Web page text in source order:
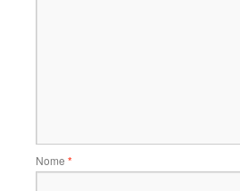
Nome *